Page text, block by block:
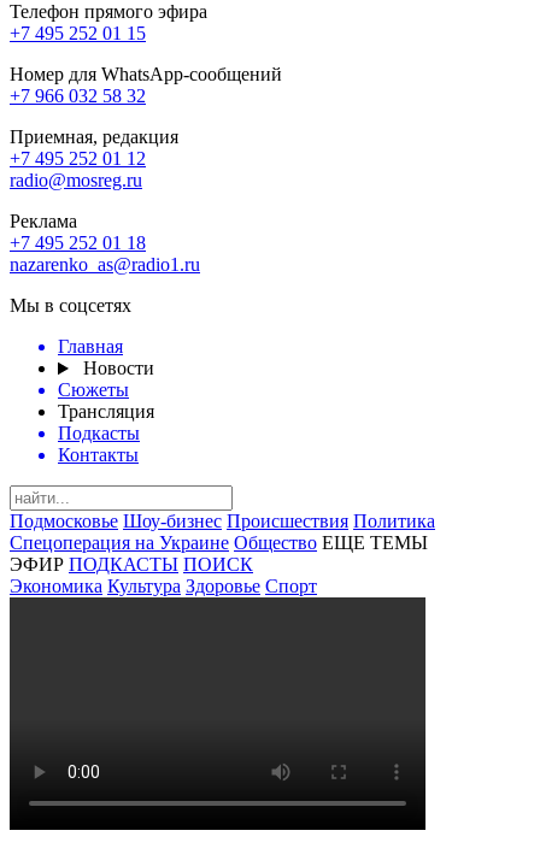
Телефон прямого эфира
+7 495 252 01 15
Номер для WhatsApp-сообщений
+7 966 032 58 32
Приемная, редакция
+7 495 252 01 12
radio@mosreg.ru
Реклама
+7 495 252 01 18
nazarenko_as@radio1.ru
Мы в соцсетях
Главная
Новости
Сюжеты
Трансляция
Подкасты
Контакты
Подмосковье Шоу-бизнес Происшествия Политика
Спецоперация на Украине Общество ЕЩЕ ТЕМЫ
ЭФИР ПОДКАСТЫ ПОИСК
Экономика Культура Здоровье Спорт